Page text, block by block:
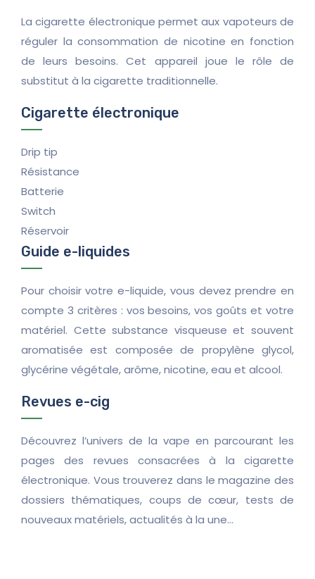
La cigarette électronique permet aux vapoteurs de
réguler la consommation de nicotine en fonction
de leurs besoins. Cet appareil joue le rôle de
substitut à la cigarette traditionnelle.
Cigarette électronique
Drip tip
Résistance
Batterie
Switch
Réservoir
Guide e-liquides
Pour choisir votre e-liquide, vous devez prendre en
compte 3 critères : vos besoins, vos goûts et votre
matériel. Cette substance visqueuse et souvent
aromatisée est composée de propylène glycol,
glycérine végétale, arôme, nicotine, eau et alcool.
Revues e-cig
Découvrez l’univers de la vape en parcourant les
pages des revues consacrées à la cigarette
électronique. Vous trouverez dans le magazine des
dossiers thématiques, coups de cœur, tests de
nouveaux matériels, actualités à la une…